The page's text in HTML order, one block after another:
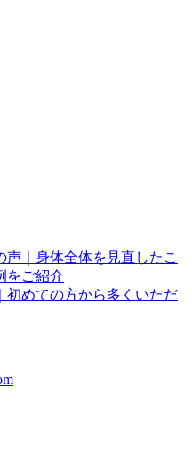
｜身体全体を見直したこ
をご紹介
初めての方から多くいただ